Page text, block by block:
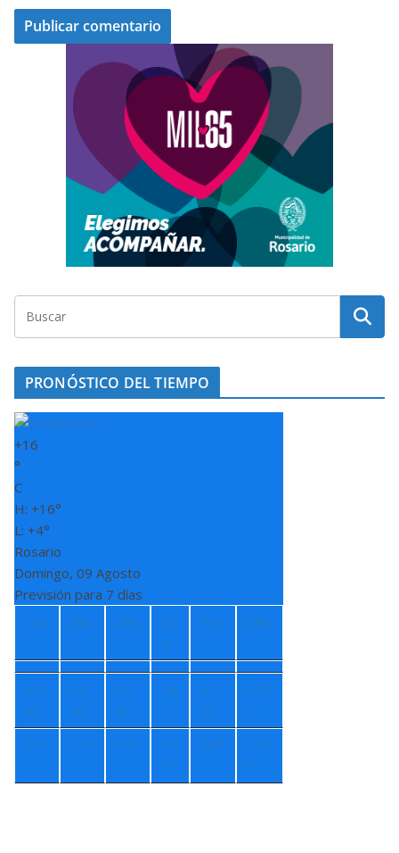
PRONÓSTICO DEL TIEMPO
+16
°
C
H: +16°
L: +4°
Rosario
Domingo, 09 Agosto
Previsión para 7 días
Lun
Ma
r
Mié
Ju
e
Vie Sáb
+1
6°
+1
4°
+1
0°
+8
°
+1
2°
+17
°
+1° +1° +7° +7
°
+8° +11
°